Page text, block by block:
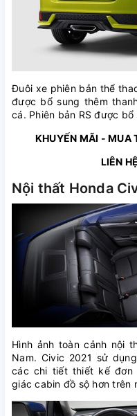
Đuôi xe phiên bản thể
được bổ sung thêm
cá. Phiên bản RS được
KHUYẾN MÃI - MUA
LIÊN
Nội thất Honda
Hình ảnh toàn cảnh nội
Nam. Civic 2021 sử
các chi tiết thiết kế đơn
giác cabin đồ sộ hơn trên